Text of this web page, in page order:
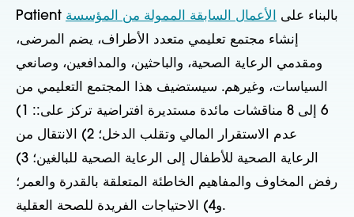
Patient بالبناء على
الأعمال السابقة الممولة من المؤسسة
إنشاء مجتمع تعليمي متعدد الأطراف، يضم المرضى،
ومقدمي الرعاية الصحية، والباحثين، والمدافعين، وصانعي
السياسات، وغيرهم. سيستضيف هذا المجتمع التعليمي من
6 إلى 8 مناقشات مائدة مستديرة افتراضية تركز على:
:
1)
عدم الاستقرار المالي وتقلب الدخل؛ 2) الانتقال من
الرعاية الصحية للأطفال إلى الرعاية الصحية للبالغين؛ 3)
رفض المخاوف والمفاهيم الخاطئة المتعلقة بالقدرة والعمر؛
و4) الاحتياجات الفريدة للصحة العقلية.